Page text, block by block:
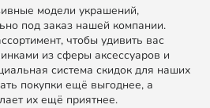
модели украшений,
под заказ нашей компании.
чтобы удивить вас
из сферы аксессуаров и
система скидок для наших
покупки ещё выгоднее, а
их ещё приятнее.